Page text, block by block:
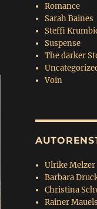
Romance
Sarah Baines
Steffi
Suspense
The darker
Voin
Ulrike Melzer
Barbara
Christina
Rainer